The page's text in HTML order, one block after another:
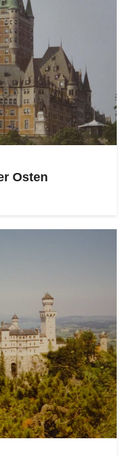
Osten